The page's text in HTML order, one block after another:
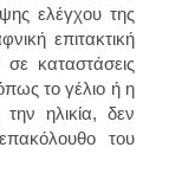
ελέγχου της
επιτακτική
καταστάσεις
το γέλιο ή η
ηλικία, δεν
του